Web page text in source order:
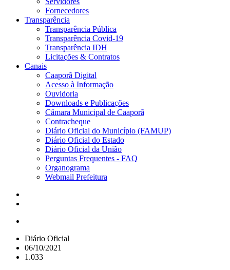
Fornecedores
Transparência
Transparência Pública
Transparência Covid-19
Transparência IDH
Licitações & Contratos
Canais
Caaporã Digital
Acesso à Informação
Ouvidoria
Downloads e Publicações
Câmara Municipal de Caaporã
Contracheque
Diário Oficial do Município (FAMUP)
Diário Oficial do Estado
Diário Oficial da União
Perguntas Frequentes - FAQ
Organograma
Webmail Prefeitura
Diário Oficial
06/10/2021
1.033